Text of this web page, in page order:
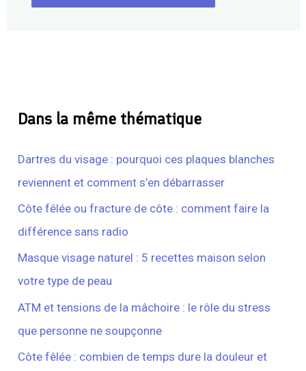
Dans la même thématique
Dartres du visage : pourquoi ces plaques blanches
reviennent et comment s’en débarrasser
Côte fêlée ou fracture de côte : comment faire la
différence sans radio
Masque visage naturel : 5 recettes maison selon
votre type de peau
ATM et tensions de la mâchoire : le rôle du stress
que personne ne soupçonne
Côte fêlée : combien de temps dure la douleur et